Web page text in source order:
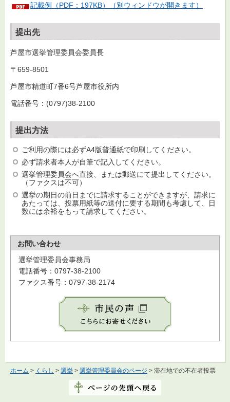
記載例（PDF：197KB）（別ウィンドウが開きます）
提出先
芦屋市選挙管理委員会委員長
〒659-8501
芦屋市精道町7番6号芦屋市役所内
電話番号：(0797)38-2100
提出方法
ご利用の際には必ずA4版普通紙で印刷してください。
必ず請求者本人が自筆で記入してください。
選挙管理委員会へ直接、または郵送にて提出してください。
（ファクスは不可）
選挙の期日の前日までに請求することができますが、請求に
あたっては、投票用紙等の送付に要する期間も考慮して、日
数には余裕をもって請求してください。
お問い合わせ
選挙管理委員会事務局
電話番号：0797-38-2100
ファクス番号：0797-38-2174
ホーム > くらし > 選挙 > 選挙管理委員会のページ > 滞在地での不在者投票